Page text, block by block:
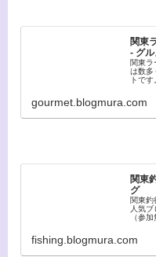
関東
- グ
関東ラ
は数多
トで
gourmet.blogmura.com
関東
グ
関東釣
人気ブ
（参
fishing.blogmura.com